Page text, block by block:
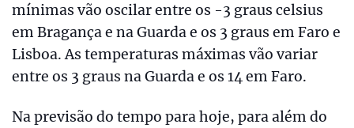
mínimas vão oscilar entre os -3 graus celsius
em Bragança e na Guarda e os 3 graus em Faro e
Lisboa. As temperaturas máximas vão variar
entre os 3 graus na Guarda e os 14 em Faro.
Na previsão do tempo para hoje, para além do